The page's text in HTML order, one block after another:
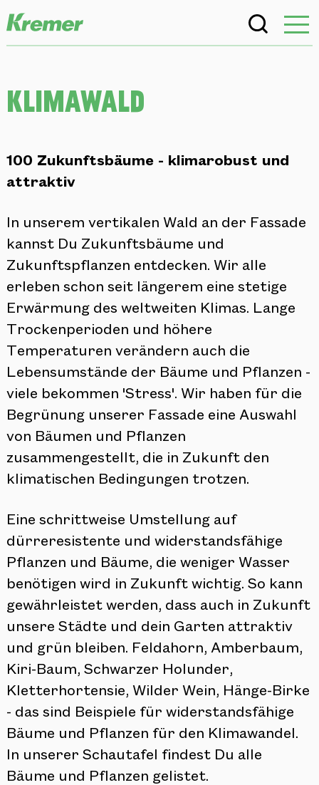
Klimawald
100 Zukunftsbäume - klimarobust und
attraktiv
In unserem vertikalen Wald an der Fassade
kannst Du Zukunftsbäume und
Zukunftspflanzen entdecken. Wir alle
erleben schon seit längerem eine stetige
Erwärmung des weltweiten Klimas. Lange
Trockenperioden und höhere
Temperaturen verändern auch die
Lebensumstände der Bäume und Pflanzen -
viele bekommen 'Stress'. Wir haben für die
Begrünung unserer Fassade eine Auswahl
von Bäumen und Pflanzen
zusammengestellt, die in Zukunft den
klimatischen Bedingungen trotzen.
Eine schrittweise Umstellung auf
dürreresistente und widerstandsfähige
Pflanzen und Bäume, die weniger Wasser
benötigen wird in Zukunft wichtig. So kann
gewährleistet werden, dass auch in Zukunft
unsere Städte und dein Garten attraktiv
und grün bleiben. Feldahorn, Amberbaum,
Kiri-Baum, Schwarzer Holunder,
Kletterhortensie, Wilder Wein, Hänge-Birke
- das sind Beispiele für widerstandsfähige
Bäume und Pflanzen für den Klimawandel.
In unserer Schautafel findest Du alle
Bäume und Pflanzen gelistet.